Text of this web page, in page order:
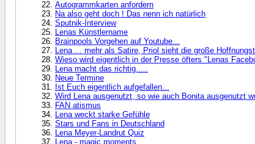
Autogrammkarten anfordern
Na also geht doch ! Das nenn ich natürlich
Sputnik-Interview
Lenas Künstlername
Brainpools Vorgehen auf Youtube...
Lena ... mehr als Satire, Priol sieht die große
Wieso wird eigentlich in der Presse öfters "Lenas
Lena macht das richtig.....
Neue Termine
Ist Euch eigentlich aufgefallen...
Wird Lena ausgenutzt, so wie auch Bonita ausgenutzt
FAN atismus
Lena weckt starke Gefühle
Stars und Fans in Deutschland
Lena Meyer-Landrut Quiz
Lena - magic moments